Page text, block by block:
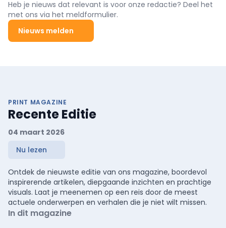
Heb je nieuws dat relevant is voor onze redactie? Deel het
met ons via het meldformulier.
Nieuws melden
PRINT MAGAZINE
Recente Editie
04 maart 2026
Nu lezen
Ontdek de nieuwste editie van ons magazine, boordevol
inspirerende artikelen, diepgaande inzichten en prachtige
visuals. Laat je meenemen op een reis door de meest
actuele onderwerpen en verhalen die je niet wilt missen.
In dit magazine